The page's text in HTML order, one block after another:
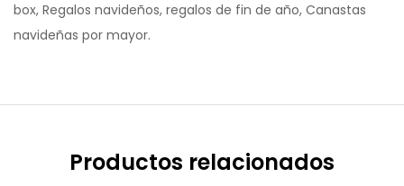
box, Regalos navideños, regalos de fin de año, Canastas
navideñas por mayor.
Productos relacionados